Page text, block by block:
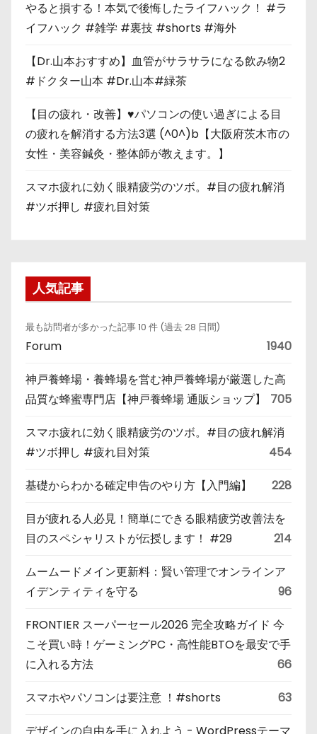
やると損する！本気で後悔したライフハック！ #ラ
イフハック #雑学 #裏技 #shorts #海外
【Dr.山本おすすめ】血管がサラサラになる飲み物2
#ドクター山本 #Dr.山本#緑茶
【目の疲れ・改善】♥パソコンの使い過ぎによる目
の疲れを解消する方法3選 (^0^)b【大阪府茨木市の
女性・美容鍼灸・整体師が教えます。】
スマホ疲れに効く眼精疲労のツボ。#目の疲れ解消
#ツボ押し #疲れ目対策
人気記事
最も訪問者が多かった記事 10 件 (過去 28 日間)
Forum 1940
神戸養蜂場・養蜂場を営む神戸養蜂場が厳選した高
品質な蜂蜜専門店【神戸養蜂場 通販ショップ】
705
スマホ疲れに効く眼精疲労のツボ。#目の疲れ解消
#ツボ押し #疲れ目対策
454
基礎からわかる確定申告のやり方【入門編】 228
目が疲れる人必見！簡単にできる眼精疲労改善法を
目のスペシャリストが伝授します！ #29
214
ムームードメイン更新料：賢い管理でオンラインア
イデンティティを守る
96
FRONTIER スーパーセール2026 完全攻略ガイド 今
こそ買い時！ゲーミングPC・高性能BTOを最安で手
に入れる方法
66
スマホやパソコンは要注意 ！#shorts 63